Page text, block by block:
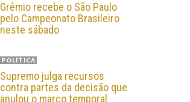
Grêmio recebe o São Paulo
pelo Campeonato Brasileiro
neste sábado
POLÍTICA
Supremo julga recursos
contra partes da decisão que
anulou o marco temporal